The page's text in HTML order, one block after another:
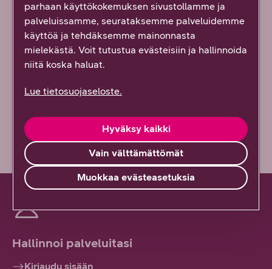
Kyllä löysin
Osittain
Hallinnoi palveluitasi
Kirjaudu sisään
parhaan käyttökokemuksen sivustollamme ja
palveluissamme, seurataksemme palveluidemme
käyttöä ja tehdäksemme mainonnasta
mielekästä. Voit tutustua evästeisiin ja hallinnoida
niitä koska haluat.
Lue tietosuojaseloste.
Vain välttämättömät
Hyväksy kaikki
Muokkaa evästeasetuksia